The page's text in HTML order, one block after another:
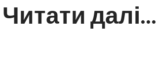
Читати далі...